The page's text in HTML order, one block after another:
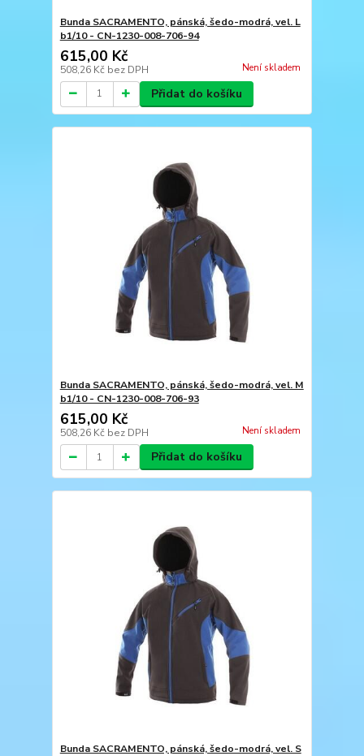
Bunda SACRAMENTO, pánská, šedo-modrá, vel. L
b1/10 - CN-1230-008-706-94
615,00 Kč
508,26 Kč bez DPH Není skladem
Přidat do košíku
Bunda SACRAMENTO, pánská, šedo-modrá, vel. M
b1/10 - CN-1230-008-706-93
615,00 Kč
508,26 Kč bez DPH Není skladem
Přidat do košíku
Bunda SACRAMENTO, pánská, šedo-modrá, vel. S